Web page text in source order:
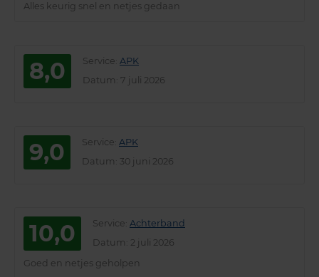
Alles keurig snel en netjes gedaan
8,0 Service APK
Datum : 7 juli 2026
9,0 Service APK
Datum : 30 juni 2026
10,0 Service Achterband
Datum : 2 juli 2026
Goed en netjes geholpen